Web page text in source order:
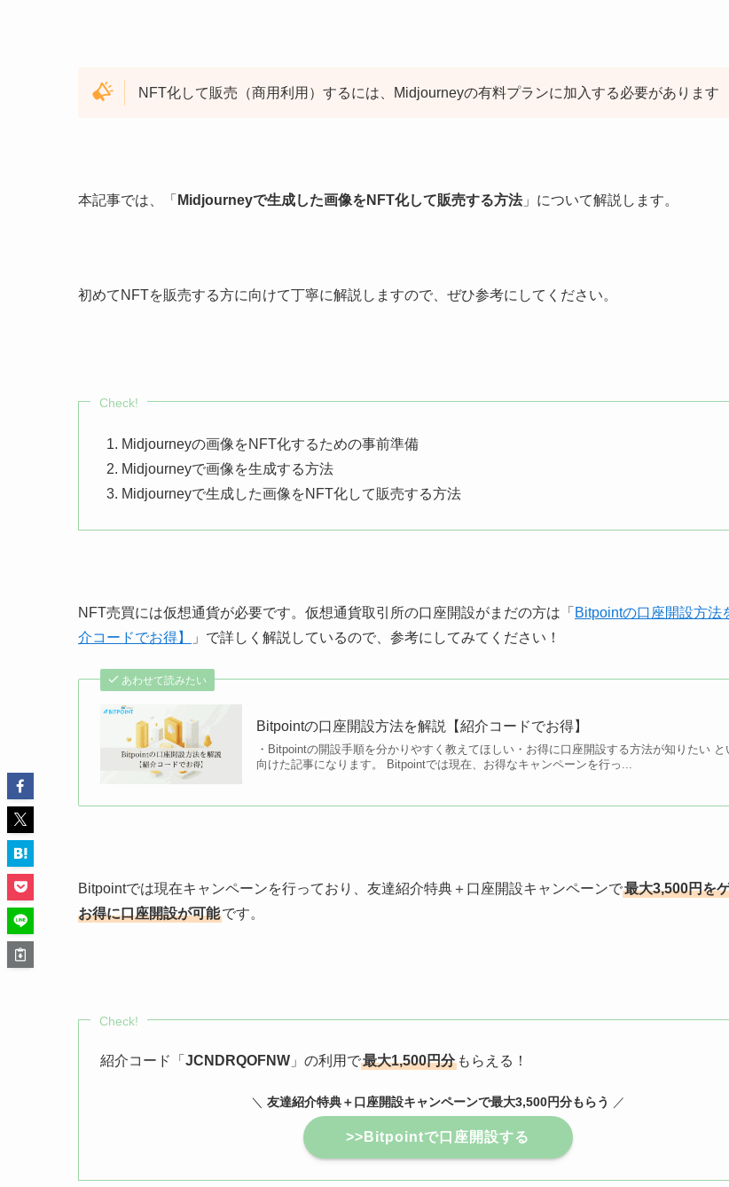
NFT化して販売（商用利用）するには、Midjourneyの有料プランに加入する必要があります
本記事では、「 Midjourneyで生成した画像をNFT化して販売する方法」について解説します。
初めてNFTを販売する方に向けて丁寧に解説しますので、ぜひ参考にしてください。
Check!
Midjourneyの画像をNFT化するための事前準備
Midjourneyで画像を生成する方法
Midjourneyで生成した画像をNFT化して販売する方法
NFT売買には仮想通貨が必要です。仮想通貨取引所の口座開設がまだの方は「 Bitpointの口座開設方法
介コードでお得】
」で詳しく解説しているので、参考にしてみてください！
あわせて読みたい
Bitpointの口座開設方法を解説【紹介コードでお得】
・Bitpointの開設手順を分かりやすく教えてほしい・お得に口座開設する方法が知りたい と
向けた記事になります。 Bitpointでは現在、お得なキャンペーンを行っ...
Bitpointでは現在キャンペーンを行っており、友達紹介特典＋口座開設キャンペーンで最大3,500円を
お得に口座開設が可能です。
Check!
紹介コード「 JCNDRQOFNW 」の利用で最大1,500円分 もらえる！
＼ 友達紹介特典＋口座開設キャンペーンで最大3,500円分もらう ／
>>Bitpointで口座開設する